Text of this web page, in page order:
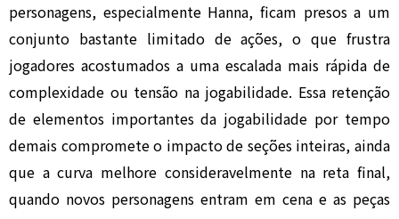
personagens, especialmente Hanna, ficam presos a um
conjunto bastante limitado de ações, o que frustra
jogadores acostumados a uma escalada mais rápida de
complexidade ou tensão na jogabilidade. Essa retenção
de elementos importantes da jogabilidade por tempo
demais compromete o impacto de seções inteiras, ainda
que a curva melhore consideravelmente na reta final,
quando novos personagens entram em cena e as peças